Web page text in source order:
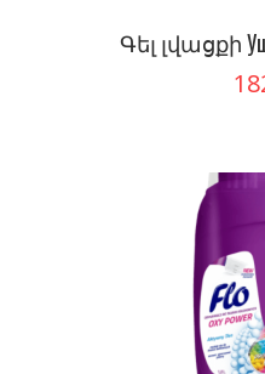
Գել լվացքի